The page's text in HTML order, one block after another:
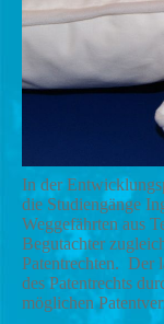
In der
die Studiengänge
Weggefährten aus
Begutachter
Patentrechten. Der
des Patentrechts
möglichen